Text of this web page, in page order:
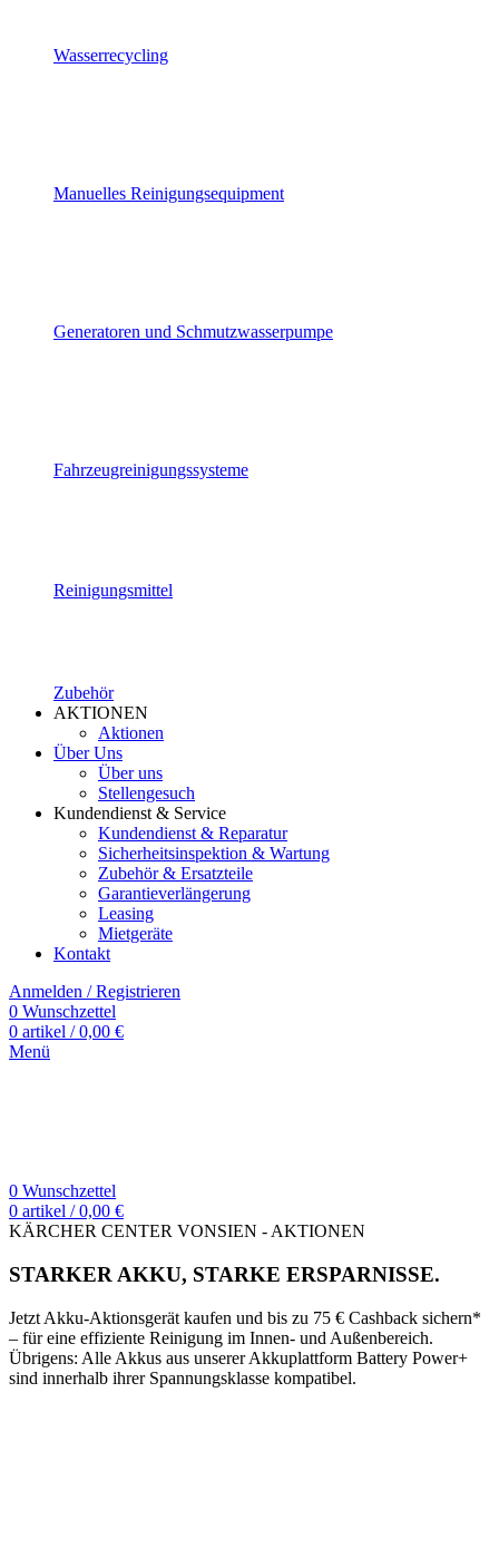
Wasserrecycling
Manuelles Reinigungsequipment
Generatoren und Schmutzwasserpumpe
Fahrzeugreinigungssysteme
Reinigungsmittel
Zubehör
AKTIONEN
Aktionen
Über Uns
Über uns
Stellengesuch
Kundendienst & Service
Kundendienst & Reparatur
Sicherheitsinspektion & Wartung
Zubehör & Ersatzteile
Garantieverlängerung
Leasing
Mietgeräte
Kontakt
Anmelden / Registrieren
0 Wunschzettel
0 artikel / 0,00 €
Menü
0 Wunschzettel
0 artikel / 0,00 €
KÄRCHER CENTER VONSIEN - AKTIONEN
STARKER AKKU, STARKE ERSPARNISSE.
Jetzt Akku-Aktionsgerät kaufen und bis zu 75 € Cashback sichern*
– für eine effiziente Reinigung im Innen- und Außenbereich.
Übrigens: Alle Akkus aus unserer Akkuplattform Battery Power+
sind innerhalb ihrer Spannungsklasse kompatibel.